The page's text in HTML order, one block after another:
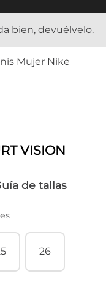
bien, devuélvelo.
Mujer Nike
VISION
de tallas
26